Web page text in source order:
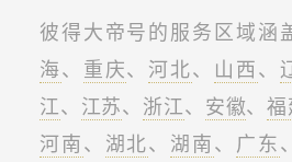
彼得大帝号的服务区域涵
海、 重庆、 河北、 山西、
江、 江苏、 浙江、 安徽、福
河南、 湖北、 湖南、 广东、